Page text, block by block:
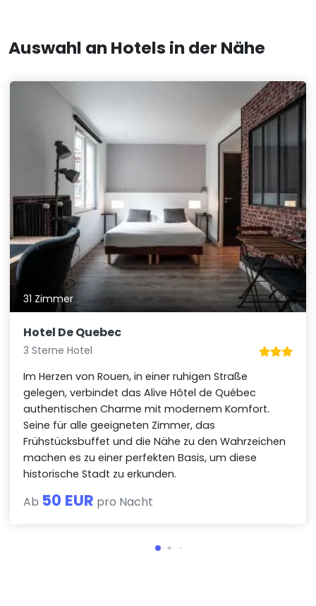
Auswahl an Hotels in der Nähe
31 Zimmer
Hotel De Quebec
3 Sterne Hotel
Im Herzen von Rouen, in einer ruhigen Straße
gelegen, verbindet das Alive Hôtel de Québec
authentischen Charme mit modernem Komfort.
Seine für alle geeigneten Zimmer, das
Frühstücksbuffet und die Nähe zu den Wahrzeichen
machen es zu einer perfekten Basis, um diese
historische Stadt zu erkunden.
Ab 50 EUR pro Nacht